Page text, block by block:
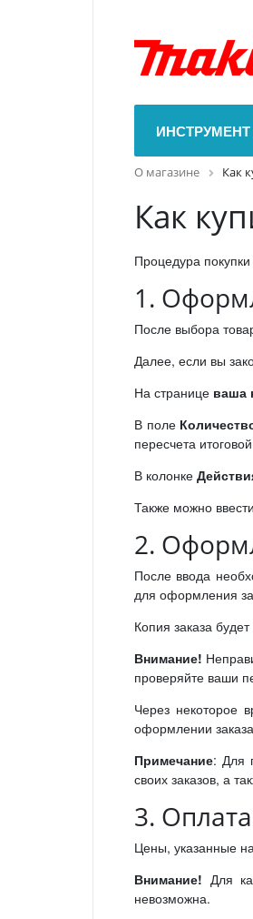
ИНСТРУМЕНТ
О магазине Как
Как
Процедура
1.
После выбора
Далее, если вы
На странице ваша
В поле
пересчета
В колонке
Также можно
2.
После ввода
для оформления
Копия заказа
Внимание!
проверяйте ваши
Через некоторое
оформлении
Примечание: Для
своих заказов, а
3.
Цены, указанные
Внимание! Для
невозможна.